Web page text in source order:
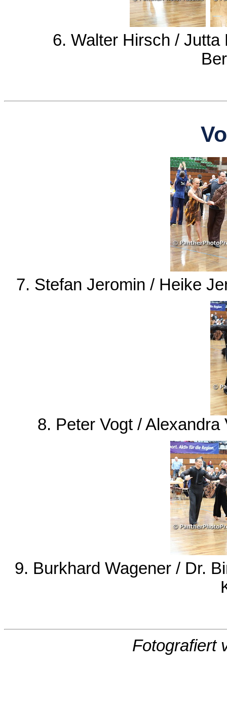
6. Walter Hirsch /
7. Stefan Jeromin / Heike
8. Peter Vogt /
9. Burkhard Wagener / Dr.
Fotografiert